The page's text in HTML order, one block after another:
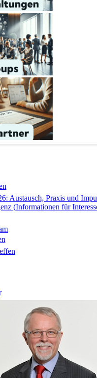
Austausch, Praxis und
(Informationen für